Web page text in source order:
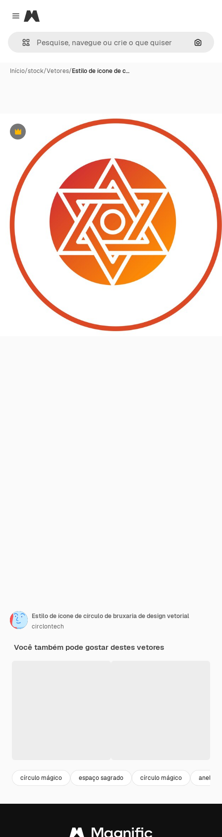
Close menu
Magnific
Início/stock/Vetores/Estilo de ícone de c…
Premium
Estilo de ícone de círculo de bruxaria de design vetorial
circlontech
Você também pode gostar destes vetores
círculo mágico espaço sagrado círculo mágico anel